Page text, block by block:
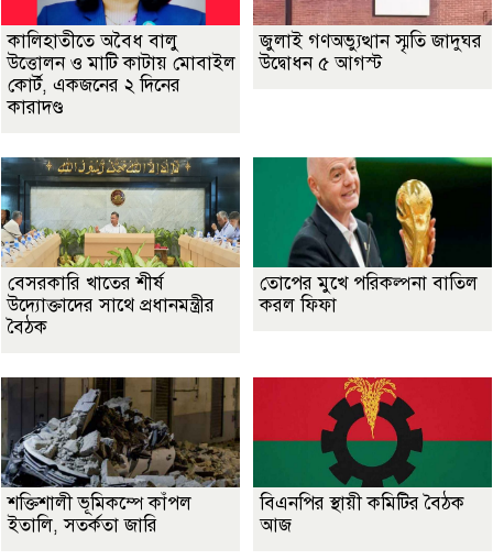
কালিহাতীতে অবৈধ বালু
উত্তোলন ও মাটি কাটায় মোবাইল
কোর্ট, একজনের ২ দিনের
কারাদণ্ড
জুলাই গণঅভ্যুত্থান স্মৃতি জাদুঘর
উদ্বোধন ৫ আগস্ট
বেসরকারি খাতের শীর্ষ
উদ্যোক্তাদের সাথে প্রধানমন্ত্রীর
বৈঠক
তোপের মুখে পরিকল্পনা বাতিল
করল ফিফা
শক্তিশালী ভূমিকম্পে কাঁপল
ইতালি, সতর্কতা জারি
বিএনপির স্থায়ী কমিটির বৈঠক
আজ